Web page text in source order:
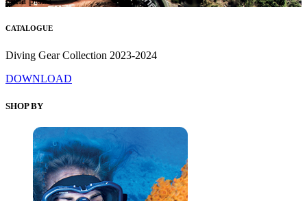
CATALOGUE
Diving Gear Collection 2023-2024
DOWNLOAD
SHOP BY